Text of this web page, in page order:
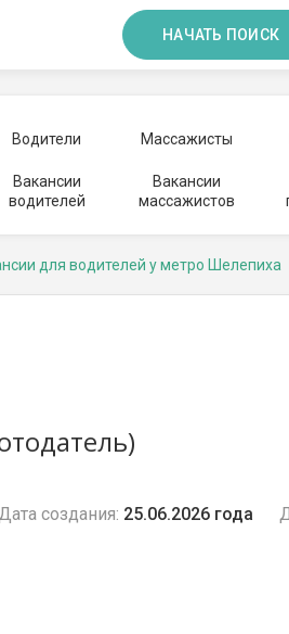
НАЧАТЬ ПОИСК
Водители Массажисты
Вакансии
водителей
Вакансии
массажистов
для водителей у метро Шелепиха
создания: 25.06.2026 года